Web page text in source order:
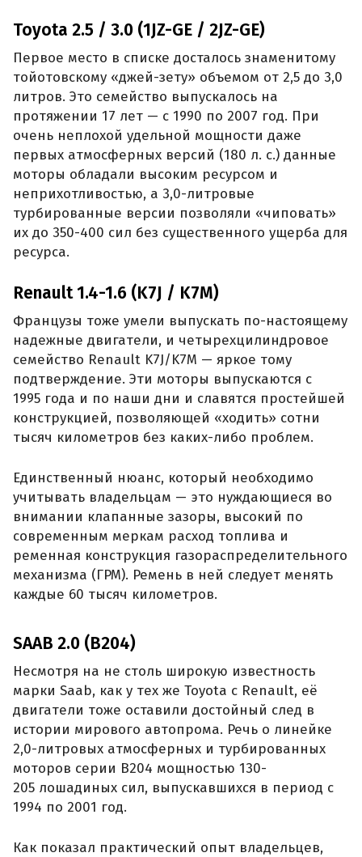
Toyota 2.5 / 3.0 (1JZ-GE / 2JZ-GE)
Первое место в списке досталось знаменитому
тойотовскому «джей-зету» объемом от 2,5 до 3,0
литров. Это семейство выпускалось на
протяжении 17 лет — с 1990 по 2007 год. При
очень неплохой удельной мощности даже
первых атмосферных версий (180 л. с.) данные
моторы обладали высоким ресурсом и
неприхотливостью, а 3,0-литровые
турбированные версии позволяли «чиповать»
их до 350-400 сил без существенного ущерба для
ресурса.
Renault 1.4-1.6 (K7J / K7M)
Французы тоже умели выпускать по-настоящему
надежные двигатели, и четырехцилиндровое
семейство Renault K7J/K7M — яркое тому
подтверждение. Эти моторы выпускаются с
1995 года и по наши дни и славятся простейшей
конструкцией, позволяющей «ходить» сотни
тысяч километров без каких-либо проблем.
Единственный нюанс, который необходимо
учитывать владельцам — это нуждающиеся во
внимании клапанные зазоры, высокий по
современным меркам расход топлива и
ременная конструкция газораспределительного
механизма (ГРМ). Ремень в ней следует менять
каждые 60 тысяч километров.
SAAB 2.0 (B204)
Несмотря на не столь широкую известность
марки Saab, как у тех же Toyota с Renault, её
двигатели тоже оставили достойный след в
истории мирового автопрома. Речь о линейке
2,0-литровых атмосферных и турбированных
моторов серии B204 мощностью 130-
205 лошадиных сил, выпускавшихся в период с
1994 по 2001 год.
Как показал практический опыт владельцев,